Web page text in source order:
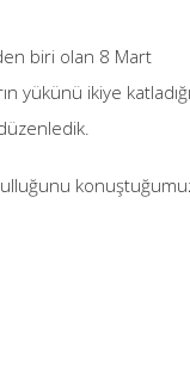
biri olan 8 Mart
yükünü ikiye